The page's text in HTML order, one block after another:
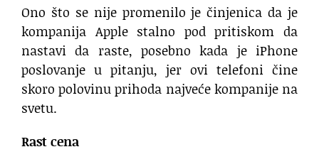
Ono što se nije promenilo je činjenica da je
kompanija Apple stalno pod pritiskom da
nastavi da raste, posebno kada je iPhone
poslovanje u pitanju, jer ovi telefoni čine
skoro polovinu prihoda najveće kompanije na
svetu.
Rast cena